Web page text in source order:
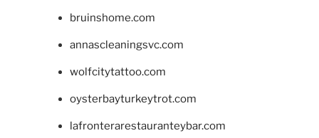
bruinshome.com
annascleaningsvc.com
wolfcitytattoo.com
oysterbayturkeytrot.com
lafronterarestauranteybar.com